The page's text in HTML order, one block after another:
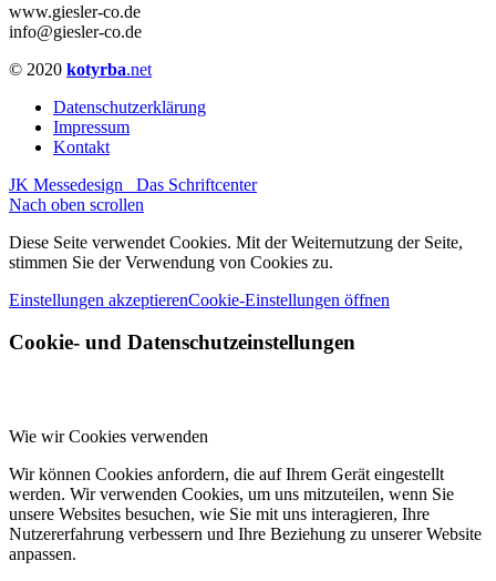
www.giesler-co.de
info@giesler-co.de
© 2020 kotyrba.net
Datenschutzerklärung
Impressum
Kontakt
JK Messedesign
Das Schriftcenter
Nach oben scrollen
Diese Seite verwendet Cookies. Mit der Weiternutzung der Seite,
stimmen Sie der Verwendung von Cookies zu.
Einstellungen akzeptierenCookie-Einstellungen öffnen
Cookie- und Datenschutzeinstellungen
Wie wir Cookies verwenden
Wir können Cookies anfordern, die auf Ihrem Gerät eingestellt
werden. Wir verwenden Cookies, um uns mitzuteilen, wenn Sie
unsere Websites besuchen, wie Sie mit uns interagieren, Ihre
Nutzererfahrung verbessern und Ihre Beziehung zu unserer Website
anpassen.